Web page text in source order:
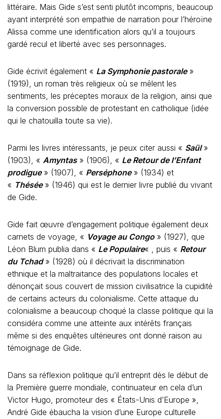
littéraire. Mais Gide s’est senti plutôt incompris, beaucoup
ayant interprété son empathie de narration pour l’héroïne
Alissa comme une identification alors qu’il a toujours
gardé recul et liberté avec ses personnages.
Gide écrivit également « La Symphonie pastorale»
(1919), un roman très religieux où se mêlent les
sentiments, les préceptes moraux de la religion, ainsi que
la conversion possible de protestant en catholique (idée
qui le chatouilla toute sa vie).
Parmi les livres intéressants, je peux citer aussi « Saül»
(1903), « Amyntas» (1906), « Le Retour de l’Enfant
prodigue» (1907), « Perséphone» (1934) et
« Thésée» (1946) qui est le dernier livre publié du vivant
de Gide.
Gide fait œuvre d’engagement politique également deux
carnets de voyage, « Voyage au Congo» (1927), que
Léon Blum publia dans « Le Populaire« , puis « Retour
du Tchad» (1928) où il décrivait la discrimination
ethnique et la maltraitance des populations locales et
dénonçait sous couvert de mission civilisatrice la cupidité
de certains acteurs du colonialisme. Cette attaque du
colonialisme a beaucoup choqué la classe politique qui la
considéra comme une atteinte aux intérêts français
même si des enquêtes ultérieures ont donné raison au
témoignage de Gide.
Dans sa réflexion politique qu’il entreprit dès le début de
la Première guerre mondiale, continuateur en cela d’un
Victor Hugo, promoteur des « États-Unis d’Europe »,
André Gide ébaucha la vision d’une Europe culturelle